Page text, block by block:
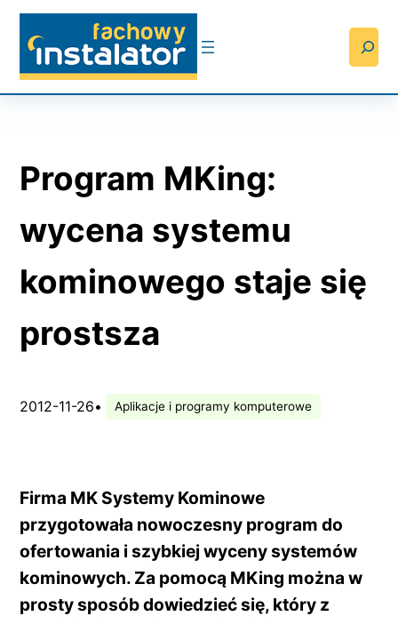
Przejdź
treści
Program MKing:
wycena systemu
kominowego staje się
prostsza
2012-11-26• Aplikacje i programy komputerowe
Firma MK Systemy Kominowe
przygotowała nowoczesny program do
ofertowania i szybkiej wyceny systemów
kominowych. Za pomocą MKing można w
prosty sposób dowiedzieć się, który z